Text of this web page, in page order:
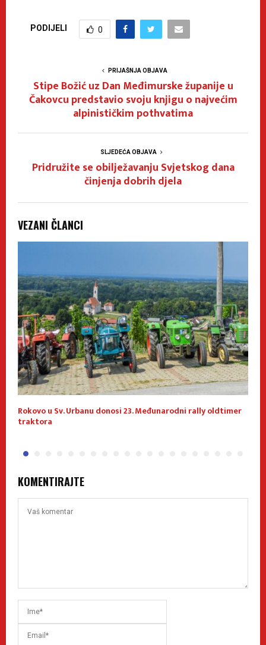
PODIJELI 0
PRIJAŠNJA OBJAVA
Stipe Božić uz Dan Međimurske županije u
Čakovcu predstavio svoju knjigu o najvećim
alpinističkim pothvatima
SLJEDEĆA OBJAVA
Pridružite se obilježavanju Svjetskog dana
činjenja dobrih djela
VEZANI ČLANCI
Rokovo u Sv. Urbanu donosi 23. Međunarodni rally oldtimer
traktora
KOMENTIRAJTE